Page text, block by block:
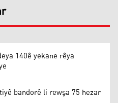
140ê yekane rêya
bandorê li rewşa 75 hezar